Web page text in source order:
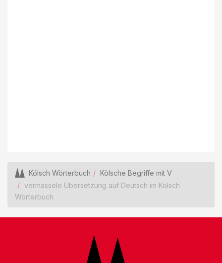
Kölsch Wörterbuch
Kölsche Begriffe mit V
vermassele Übersetzung auf Deutsch im Kölsch
Wörterbuch